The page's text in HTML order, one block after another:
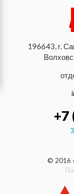
196643, г.
+7
© 2016